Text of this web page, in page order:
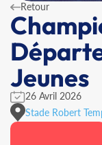
Retour
Jeunes
26 Avril 2026
Stade Robert